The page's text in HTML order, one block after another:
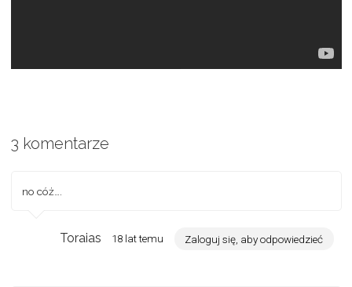
3 komentarze
no cóż….
Toraias 18 lat temu Zaloguj się, aby odpowiedzieć